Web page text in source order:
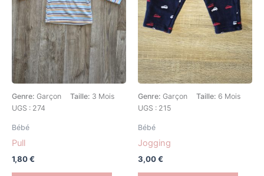
Genre: Garçon Taille: 3 Mois
UGS : 274
Bébé
Pull
1,80€
Genre: Garçon Taille: 6 Mois
UGS : 215
Bébé
Jogging
3,00€